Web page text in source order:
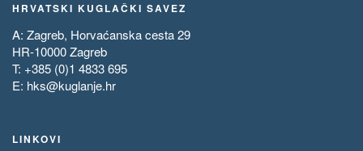
HRVATSKI KUGLAČKI SAVEZ
A: Zagreb, Horvaćanska cesta 29
HR-10000 Zagreb
T: +385 (0)1 4833 695
E: hks@kuglanje.hr
LINKOVI